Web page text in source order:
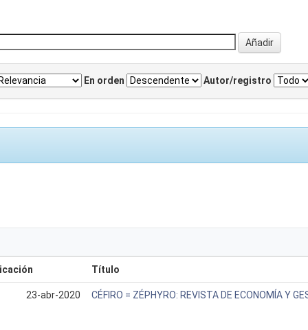
En orden Autor/registro
Título
23-abr-2020 CÉFIRO = ZÉPHYRO: REVISTA DE ECONOMÍA Y